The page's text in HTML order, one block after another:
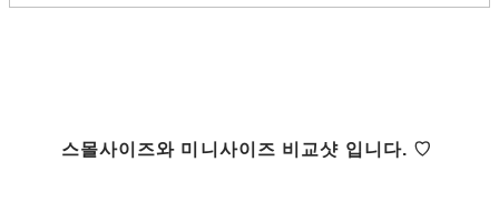
스몰사이즈와 미니사이즈 비교샷 입니다. ♡